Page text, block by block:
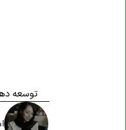
توسعه